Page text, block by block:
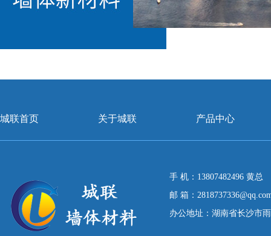
城联首页 关于城联 产品中心
手 机：13807482496 黄总
邮 箱：
办公地址：湖南省长沙市